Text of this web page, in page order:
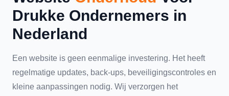
Drukke Ondernemers in
Nederland
Een website is geen eenmalige investering. Het heeft
regelmatige updates, back-ups, beveiligingscontroles en
kleine aanpassingen nodig. Wij verzorgen het